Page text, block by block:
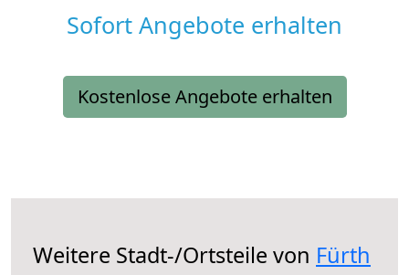
Sofort Angebote erhalten
Kostenlose Angebote erhalten
Weitere Stadt-/Ortsteile von Fürth